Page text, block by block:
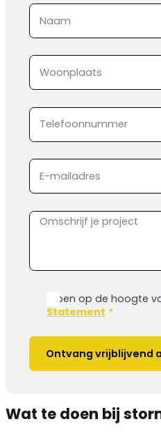
Sectie
Ik ben op de hoogte
Statement *
Ontvang vrijblijvend
Wat te doen bij